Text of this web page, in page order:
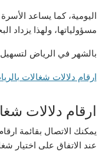
اليومية، كما يساعد
مسؤولياتها، ولهذا يزداد
بالشهر في الرياض
ارقام دلالات شغالات
ارقام دلالات
يمكنك الاتصال بقائمة
عند الاتفاق على اختيار